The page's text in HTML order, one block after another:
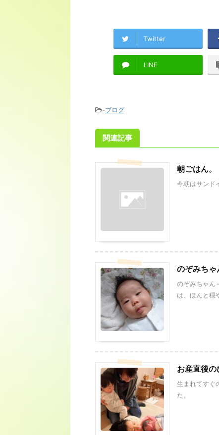
Twitter
LINE
-ブログ
関連記事
朝ごはん。
今朝はサンド
のぞみちゃ
のぞみちゃん
は、ほんと穏
お産直後の
生まれてすぐ
た。